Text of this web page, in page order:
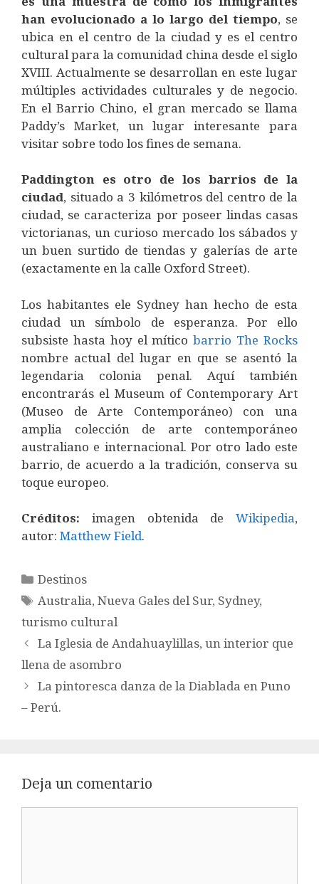
han evolucionado a lo largo del tiempo, se
ubica en el centro de la ciudad y es el centro
cultural para la comunidad china desde el siglo
XVIII. Actualmente se desarrollan en este lugar
múltiples actividades culturales y de negocio.
En el Barrio Chino, el gran mercado se llama
Paddy’s Market, un lugar interesante para
visitar sobre todo los fines de semana.
Paddington es otro de los barrios de la
ciudad, situado a 3 kilómetros del centro de la
ciudad, se caracteriza por poseer lindas casas
victorianas, un curioso mercado los sábados y
un buen surtido de tiendas y galerías de arte
(exactamente en la calle Oxford Street).
Los habitantes ele Sydney han hecho de esta
ciudad un símbolo de esperanza. Por ello
subsiste hasta hoy el míticobarrio The Rocks
nombre actual del lugar en que se asentó la
legendaria colonia penal. Aquí también
encontrarás el Museum of Contemporary Art
(Museo de Arte Contemporáneo) con una
amplia colección de arte contemporáneo
australiano e internacional. Por otro lado este
barrio, de acuerdo a la tradición, conserva su
toque europeo.
Créditos: imagen obtenida de Wikipedia,
autor: Matthew Field.
Categorías
Destinos
Etiquetas
Australia,Nueva Gales del Sur, Sydney,
turismo cultural
La Iglesia de Andahuaylillas, un interior que
llena de asombro
La pintoresca danza de la Diablada en Puno
– Perú.
Deja un comentario